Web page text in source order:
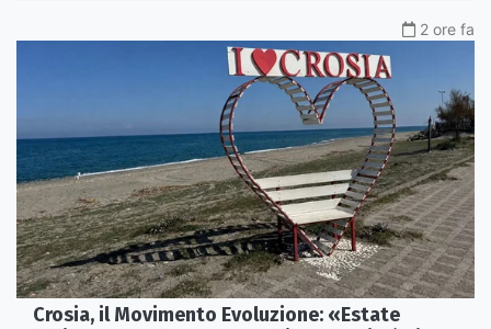
2 ore fa
Crosia, il Movimento Evoluzione: «Estate